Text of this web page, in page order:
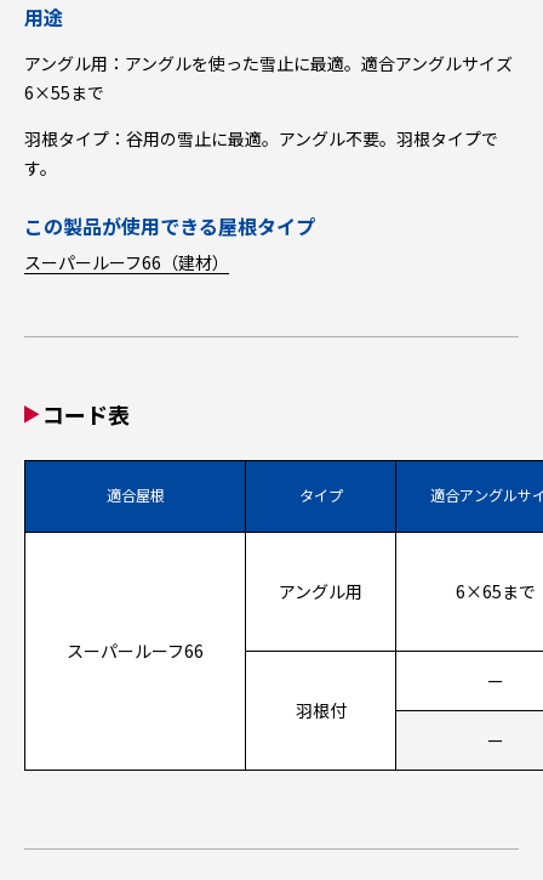
用途
アングル用：アングルを使った雪止に最適。適合アングルサイズ
6×55まで
羽根タイプ：谷用の雪止に最適。アングル不要。羽根タイプで
す。
この製品が使用できる屋根タイプ
スーパールーフ66（建材）
コード表
適合屋根 タイプ 適合アングルサ
スーパールーフ66
アングル用 6×65まで
羽根付
ー
ー